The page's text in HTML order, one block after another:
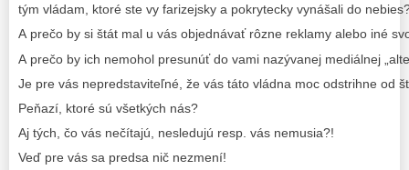
tým vládam, ktoré ste vy farizejsky a pokrytecky vynášali do
A prečo by si štát mal u vás objednávať rôzne reklamy alebo iné
A prečo by ich nemohol presunúť do vami nazývanej mediálnej
Je pre vás nepredstaviteľné, že vás táto vládna moc odstrihne od
Peňazí, ktoré sú všetkých nás?
Aj tých, čo vás nečítajú, nesledujú resp. vás nemusia?!
Veď pre vás sa predsa nič nezmení!